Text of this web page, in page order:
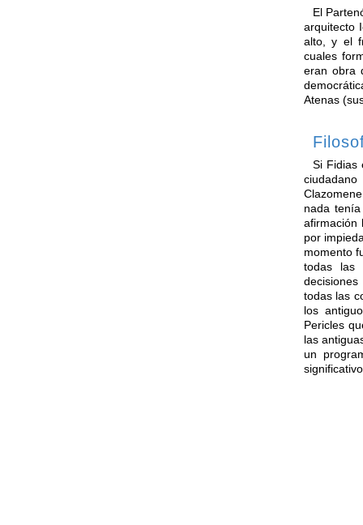
El
arquitecto
alto, y el
cuales
eran obra
Atenas
Si Fidias
nada
afirmación
por
momento
todas las
todas las
los
Pericles
las
un